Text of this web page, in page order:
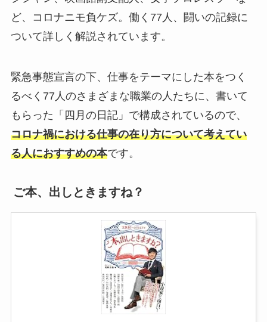
ど、コロナニモ負ケズ。働く77人、闘いの記録に
ついて詳しく解説されています。
緊急事態宣言の下、仕事をテーマにした本をつく
るべく77人のさまざまな職業の人たちに、書いて
もらった「四月の日記」で構成されているので、
コロナ禍における仕事の在り方について考えてい
る人におすすめの本です。
ご本、出しときますね？